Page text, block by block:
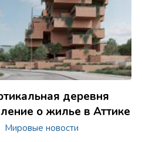
деревня
о жилье в Аттике
Мировые новости